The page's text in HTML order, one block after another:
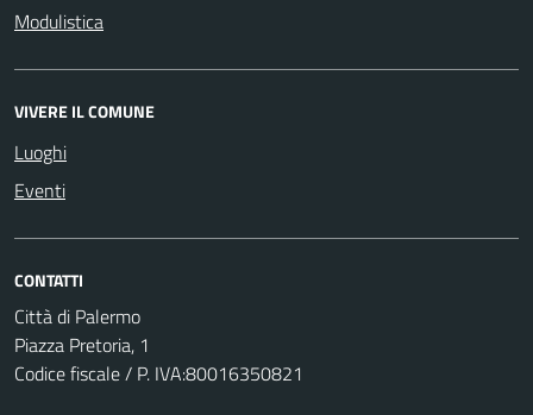
Modulistica
VIVERE IL COMUNE
Luoghi
Eventi
CONTATTI
Città di Palermo
Piazza Pretoria, 1
Codice fiscale / P. IVA:80016350821